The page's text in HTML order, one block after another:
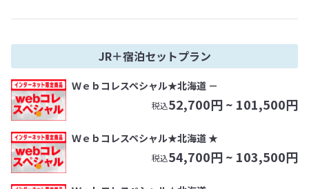
JR＋宿泊セットプラン
Ｗｅｂコレスペシャル★北海道 －
税込52,700円 ~ 101,500円
Ｗｅｂコレスペシャル★北海道 ★
税込54,700円 ~ 103,500円